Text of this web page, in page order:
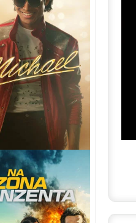
Torrent (2026) WEB-
4K Dual Áudio